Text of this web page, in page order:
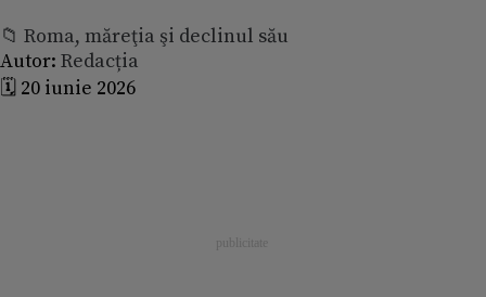
📁 Roma, măreţia şi declinul său
Autor: Redacția
🗓️ 20 iunie 2026